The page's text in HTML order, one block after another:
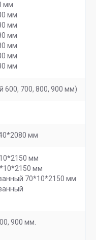
мм
мм
мм
мм
мм
мм
мм
600, 700, 800, 900 мм)
мм
мм
мм
70*10*2150 мм
900 мм.